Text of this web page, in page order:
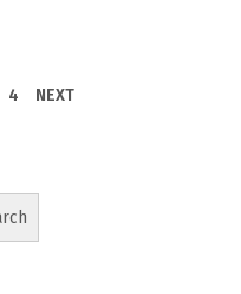
4 NEXT